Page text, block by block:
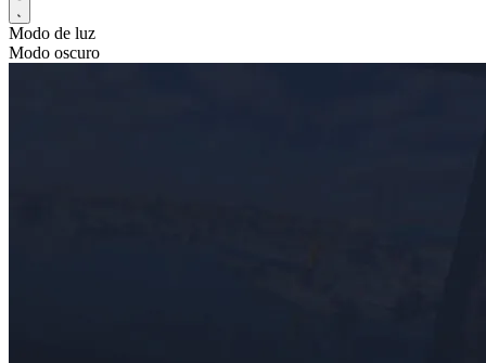
Modo de luz
Modo oscuro